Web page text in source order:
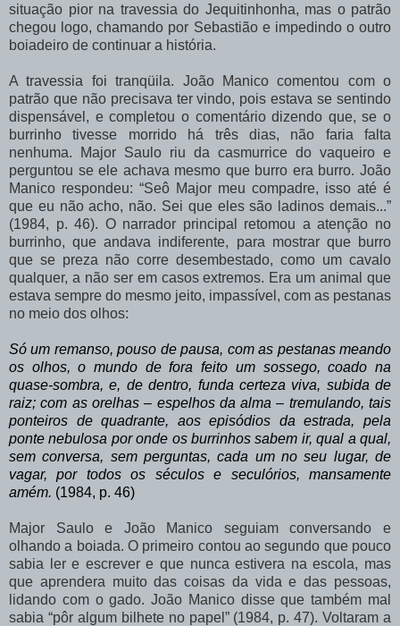
situação pior na travessia do Jequitinhonha, mas o patrão
chegou logo, chamando por Sebastião e impedindo o outro
boiadeiro de continuar a história.
A travessia foi tranqüila. João Manico comentou com o
patrão que não precisava ter vindo, pois estava se sentindo
dispensável, e completou o comentário dizendo que, se o
burrinho
tivesse morrido há três dias, não faria
falta
nenhuma.
Major Saulo riu da casmurrice do vaqueiro e
perguntou se ele achava mesmo que burro era burro. João
Manico respondeu: “Seô Major meu compadre, isso até é
que eu não acho, não. Sei que eles são ladinos demais...”
(1984, p. 46). O narrador principal retomou a atenção no
burrinho, que andava indiferente, para mostrar que burro
que se preza não corre desembestado, como um cavalo
qualquer, a não ser em casos extremos. Era um animal que
estava sempre do mesmo jeito, impassível, com as pestanas
no meio dos olhos:
Só um remanso, pouso de pausa, com as pestanas meando
os olhos, o mundo de fora feito um sossego, coado na
quase-sombra, e, de dentro, funda certeza viva, subida de
raiz; com as orelhas – espelhos da alma – tremulando, tais
ponteiros de quadrante, aos episódios da estrada, pela
ponte nebulosa por onde os burrinhos sabem ir, qual a qual,
sem conversa, sem perguntas, cada um no seu lugar, de
vagar, por todos os séculos e seculórios, mansamente
amém. (1984, p. 46)
Major Saulo e João Manico seguiam conversando e
olhando a boiada. O primeiro contou ao segundo que pouco
sabia ler e escrever e que nunca estivera na escola, mas
que aprendera muito das coisas da vida e das pessoas,
lidando com o gado. João Manico disse que também mal
sabia “pôr algum bilhete no papel” (1984, p. 47). Voltaram a